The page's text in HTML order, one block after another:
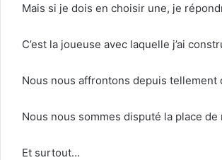
Mais si je dois en choisir une, je
C’est la joueuse avec laquelle j’ai
Nous nous affrontons depuis tellement
Nous nous sommes disputé la place
Et surtout…